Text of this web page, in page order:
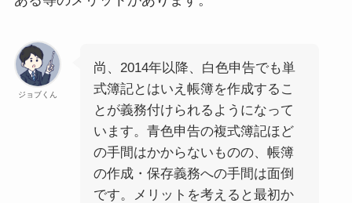
ジョブくん
尚、2014年以降、白色申告でも単
式簿記とはいえ帳簿を作成するこ
とが義務付けられるようになって
います。青色申告の複式簿記ほど
の手間はかからないものの、帳簿
の作成・保存義務への手間は面倒
です。メリットを考えると最初か